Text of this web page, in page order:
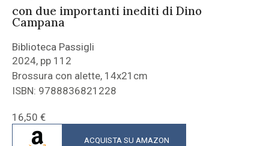
con due importanti inediti di Dino
Campana
Biblioteca Passigli
2024, pp 112
Brossura con alette, 14x21cm
ISBN: 9788836821228
16,50 €
ACQUISTA SU AMAZON